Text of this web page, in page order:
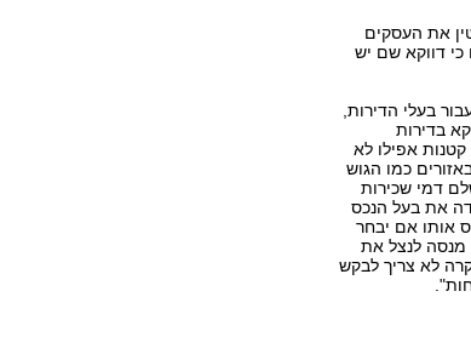
את העסקים
דווקא שם יש
בעלי הדירות,
בדירות
7,500 שקל על דירות קטנות אפילו לא
כמו הגוש
דמי שכירות
העליתי לשיחת ועידה את בעל הנכס
אותו אם יבחר
מנסה לנצל את
לא צריך לבקש